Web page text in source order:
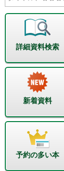
詳細資料検索
新着資料
予約の多い本